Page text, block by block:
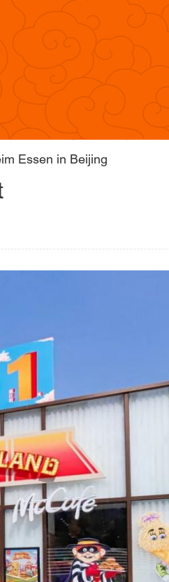
Essen in Beijing